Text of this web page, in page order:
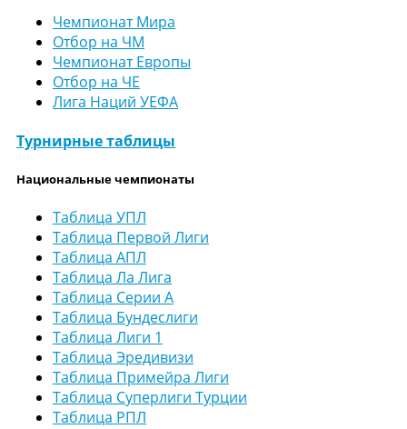
Чемпионат Мира
Отбор на ЧМ
Чемпионат Европы
Отбор на ЧЕ
Лига Наций УЕФА
Турнирные таблицы
Национальные чемпионаты
Таблица УПЛ
Таблица Первой Лиги
Таблица АПЛ
Таблица Ла Лига
Таблица Серии А
Таблица Бундеслиги
Таблица Лиги 1
Таблица Эредивизи
Таблица Примейра Лиги
Таблица Суперлиги Турции
Таблица РПЛ